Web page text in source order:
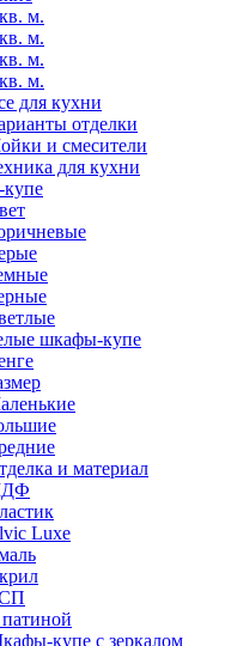
м.
м.
м.
м.
для кухни
отделки
и смесители
для кухни
шкафы-купе
и материал
Luxe
купе с зеркалом